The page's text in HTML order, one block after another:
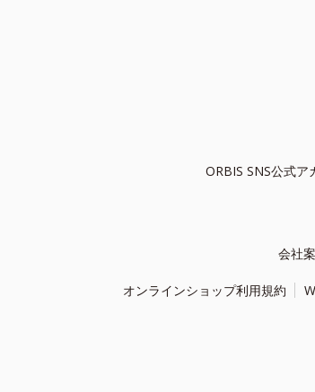
ORBIS SNS公式ア
会社
オンラインショップ利用規約